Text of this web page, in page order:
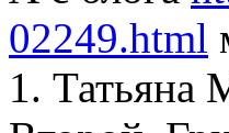
02249.html
1. Татьяна